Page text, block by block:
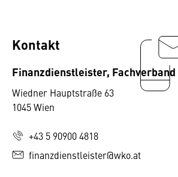
Kontakt
Finanzdienstleister, Fachverband
Wiedner Hauptstraße 63
1045 Wien
+43 5 90900 4818
finanzdienstleister@wko.at